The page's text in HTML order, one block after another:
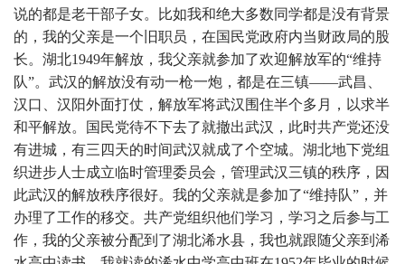
说的都是老干部子女。比如我和绝大多数同学都是没有背景
的，我的父亲是一个旧职员，在国民党政府内当财政局的股
长。湖北1949年解放，我父亲就参加了欢迎解放军的“维持
队”。武汉的解放没有动一枪一炮，都是在三镇——武昌、
汉口、汉阳外面打仗，解放军将武汉围住半个多月，以求半
和平解放。国民党待不下去了就撤出武汉，此时共产党还没
有进城，有三四天的时间武汉就成了个空城。湖北地下党组
织进步人士成立临时管理委员会，管理武汉三镇的秩序，因
此武汉的解放秩序很好。我的父亲就是参加了“维持队”，并
办理了工作的移交。共产党组织他们学习，学习之后参与工
作，我的父亲被分配到了湖北浠水县，我也就跟随父亲到浠